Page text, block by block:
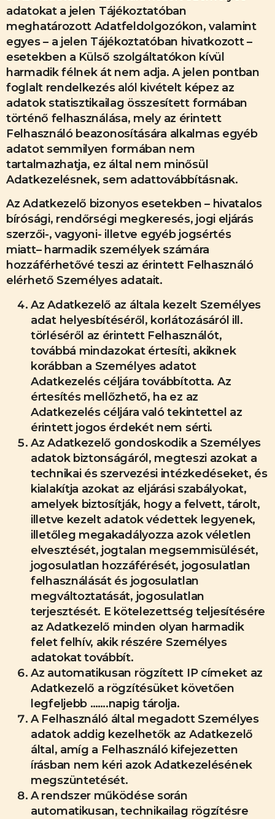
adatokat a jelen Tájékoztatóban
meghatározott Adatfeldolgozókon, valamint
egyes – a jelen Tájékoztatóban hivatkozott –
esetekben a Külső szolgáltatókon kívül
harmadik félnek át nem adja. A jelen pontban
foglalt rendelkezés alól kivételt képez az
adatok statisztikailag összesített formában
történő felhasználása, mely az érintett
Felhasználó beazonosítására alkalmas egyéb
adatot semmilyen formában nem
tartalmazhatja, ez által nem minősül
Adatkezelésnek, sem adattovábbításnak.
Az Adatkezelő bizonyos esetekben – hivatalos
bírósági, rendőrségi megkeresés, jogi eljárás
szerzői-, vagyoni- illetve egyéb jogsértés
miatt– harmadik személyek számára
hozzáférhetővé teszi az érintett Felhasználó
elérhető Személyes adatait.
Az Adatkezelő az általa kezelt Személyes
adat helyesbítéséről, korlátozásáról ill.
törléséről az érintett Felhasználót,
továbbá mindazokat értesíti, akiknek
korábban a Személyes adatot
Adatkezelés céljára továbbította. Az
értesítés mellőzhető, ha ez az
Adatkezelés céljára való tekintettel az
érintett jogos érdekét nem sérti.
Az Adatkezelő gondoskodik a Személyes
adatok biztonságáról, megteszi azokat a
technikai és szervezési intézkedéseket, és
kialakítja azokat az eljárási szabályokat,
amelyek biztosítják, hogy a felvett, tárolt,
illetve kezelt adatok védettek legyenek,
illetőleg megakadályozza azok véletlen
elvesztését, jogtalan megsemmisülését,
jogosulatlan hozzáférését, jogosulatlan
felhasználását és jogosulatlan
megváltoztatását, jogosulatlan
terjesztését. E kötelezettség teljesítésére
az Adatkezelő minden olyan harmadik
felet felhív, akik részére Személyes
adatokat továbbít.
Az automatikusan rögzített IP címeket az
Adatkezelő a rögzítésüket követően
legfeljebb …….napig tárolja.
A Felhasználó által megadott Személyes
adatok addig kezelhetők az Adatkezelő
által, amíg a Felhasználó kifejezetten
írásban nem kéri azok Adatkezelésének
megszüntetését.
A rendszer működése során
automatikusan, technikailag rögzítésre